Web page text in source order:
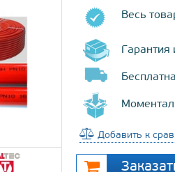
Весь
Гарантия
Добавить к